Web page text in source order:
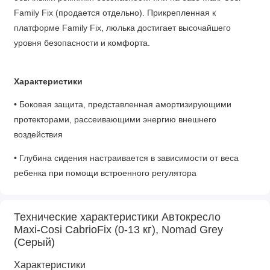
Family Fix (продается отдельно). Прикрепленная к
платформе Family Fix, люлька достигает высочайшего
уровня безопасности и комфорта.
Характеристики
• Боковая защита, представленная амортизирующими
протекторами, рассеивающими энергию внешнего
воздействия
• Глубина сидения настраивается в зависимости от веса
ребенка при помощи встроенного регулятора
поддерживают головку и мышцы шеи малыша, а внутренняя
мягкая подушка в области спины обеспечивает его удобное
положение
• Защитный козырек, открывающийся позиционно,
Технические характеристики Автокресло
Maxi-Cosi CabrioFix (0-13 кг), Nomad Grey
(Серый)
Характеристики